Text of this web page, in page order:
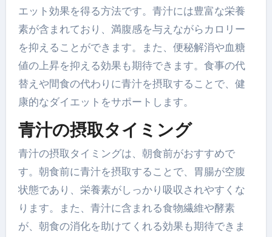
エット効果を得る方法です。青汁には豊富な栄養
素が含まれており、満腹感を与えながらカロリー
を抑えることができます。また、便秘解消や血糖
値の上昇を抑える効果も期待できます。食事の代
替えや間食の代わりに青汁を摂取することで、健
康的なダイエットをサポートします。
青汁の摂取タイミング
青汁の摂取タイミングは、朝食前がおすすめで
す。朝食前に青汁を摂取することで、胃腸が空腹
状態であり、栄養素がしっかり吸収されやすくな
ります。また、青汁に含まれる食物繊維や酵素
が、朝食の消化を助けてくれる効果も期待できま